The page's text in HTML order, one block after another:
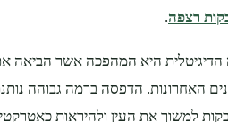
רצפה.
היא המהפכה אשר הביאה
האחרונות. הדפסה ברמה גבוהה
למשוך את העין ולהיראות